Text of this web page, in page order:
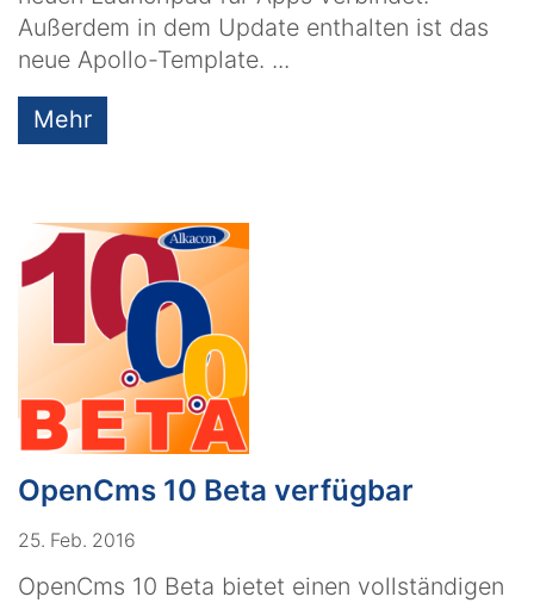
Außerdem in dem Update enthalten ist das
neue Apollo-Template. ...
Mehr
OpenCms 10 Beta verfügbar
25. Feb. 2016
OpenCms 10 Beta bietet einen vollständigen